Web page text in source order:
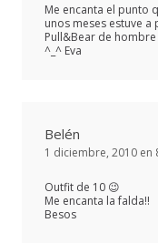
Me encanta el punto
unos meses estuve
Pull&Bear de
^_^ Eva
Belén
1 diciembre, 2010 en
Outfit de 10 😉
Me encanta la falda!!
Besos